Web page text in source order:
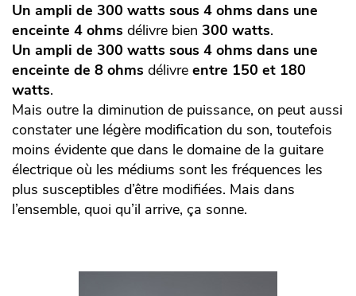
Un ampli de 300 watts sous 4 ohms dans une
enceinte 4 ohms délivre bien 300 watts.
Un ampli de 300 watts sous 4 ohms dans une
enceinte de 8 ohms délivre entre 150 et 180
watts.
Mais outre la diminution de puissance, on peut aussi
constater une légère modification du son, toutefois
moins évidente que dans le domaine de la guitare
électrique où les médiums sont les fréquences les
plus susceptibles d’être modifiées. Mais dans
l’ensemble, quoi qu’il arrive, ça sonne.